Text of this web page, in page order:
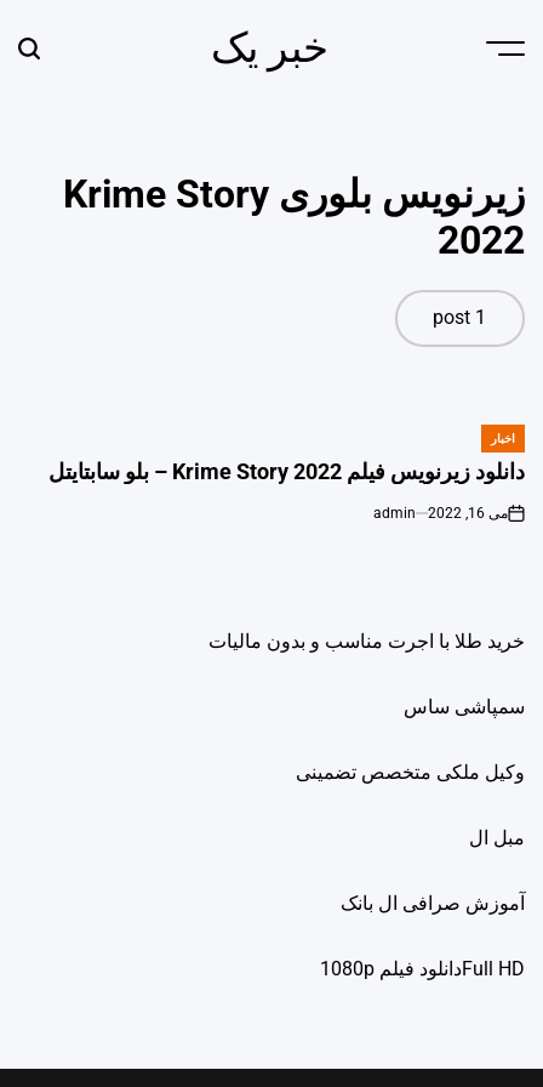
Menu خبر یک
زیرنویس بلوری Krime Story
2022
1 post
POSTED
اخبار
دانلود زیرنویس فیلم Krime Story 2022 – بلو سابتايتل
می 16, 2022 admin
خرید طلا با اجرت مناسب و بدون مالیات
سمپاشی ساس
وکیل ملکی متخصص تضمینی
مبل ال
آموزش صرافی ال بانک
Full HDدانلود فيلم 1080p